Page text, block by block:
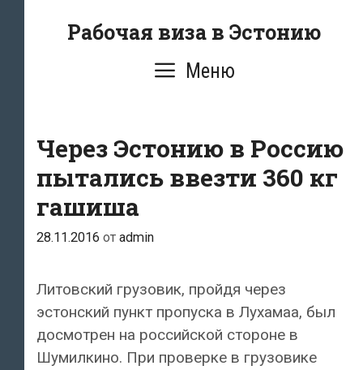
Рабочая виза в Эстонию
Меню
Через Эстонию в Россию
пытались ввезти 360 кг
гашиша
28.11.2016 от admin
Литовский грузовик, пройдя через
эстонский пункт пропуска в Лухамаа, был
досмотрен на российской стороне в
Шумилкино. При проверке в грузовике